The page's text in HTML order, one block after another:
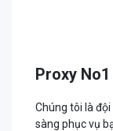
Proxy No1
Chúng tôi là
sàng phục vụ